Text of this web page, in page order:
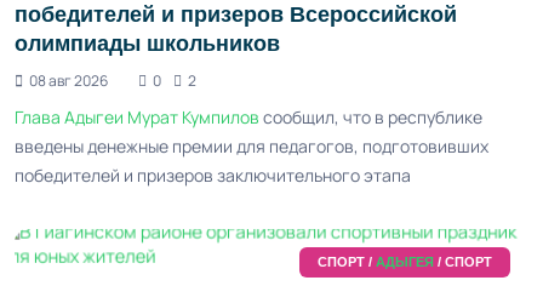
победителей и призеров Всероссийской
олимпиады школьников
08 авг 2026 0 2
Глава Адыгеи Мурат Кумпилов сообщил, что в республике
введены денежные премии для педагогов, подготовивших
победителей и призеров заключительного этапа
СПОРТ / АДЫГЕЯ / СПОРТ